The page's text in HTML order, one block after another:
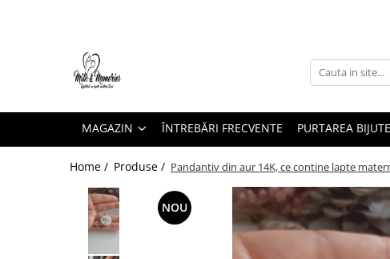
Brățări aur
Brățări argintMAGAZIN ÎNTREBĂRI FRECVENTE PURTAREA
Home / Produse / Pandantiv din aur 14K, ce contine lapte
NOU